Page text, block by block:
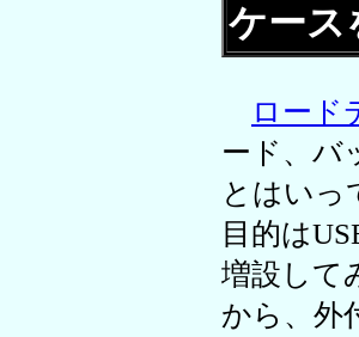
ケース
ロード
ード、バ
とはいっ
目的は
増設して
から、外